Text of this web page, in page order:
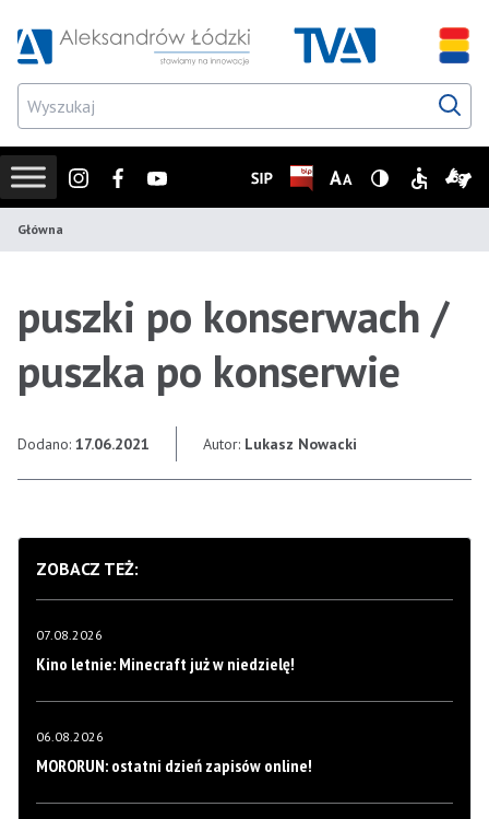
Główna
puszki po konserwach /
puszka po konserwie
Dodano: 17.06.2021 Autor: Lukasz Nowacki
ZOBACZ TEŻ:
07.08.2026
Kino letnie: Minecraft już w niedzielę!
06.08.2026
MORORUN: ostatni dzień zapisów online!